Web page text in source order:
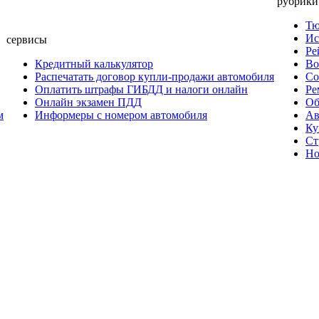
сервисы
Кредитный калькулятор
Распечатать договор купли-продажи автомобиля
Оплатить штрафы ГИБДД и налоги онлайн
Онлайн экзамен ПДД
Информеры с номером автомобиля